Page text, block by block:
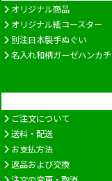
オリジナル商品
オリジナル紙コースター
別注日本製手ぬぐい
名入れ和柄ガーゼハンカチ
ご注文について
送料・配送
お支払方法
返品および交換